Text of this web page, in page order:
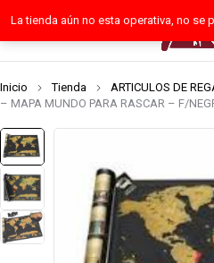
La tienda aún no esta operativa, no se
Inicio Tienda ARTICULOS DE
– MAPA MUNDO PARA RASCAR – F/